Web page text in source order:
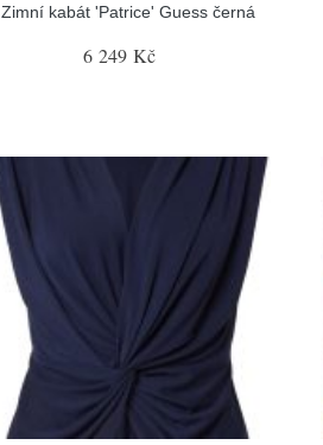
Zimní kabát 'Patrice' Guess černá
6 249 Kč